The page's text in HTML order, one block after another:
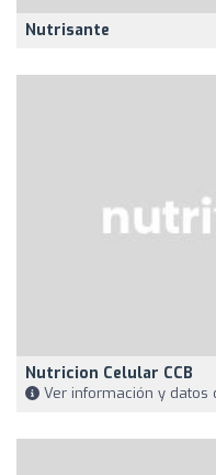
Nutrisante
Nutricion Celular CCB
Ver información y datos